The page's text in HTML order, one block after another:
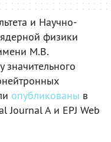
и Научно-
ядерной физики
М.В.
опубликованы в
Journal A и EPJ Web